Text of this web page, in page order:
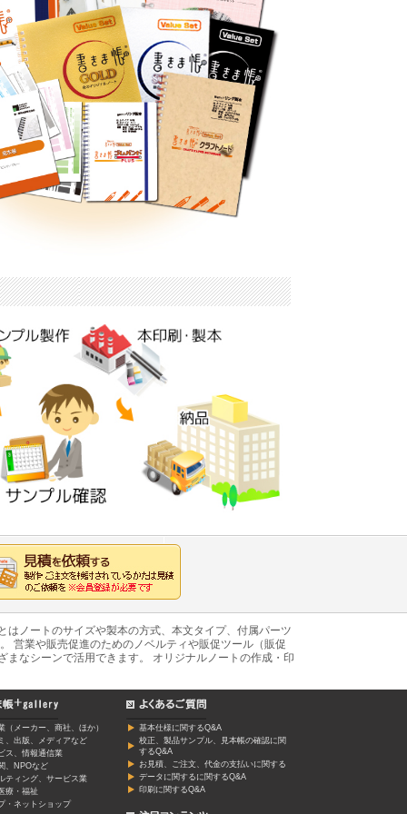
ノートのサイズや製本の方式、本文タイプ、付属パーツ
営業や販売促進のためのノベルティや販促ツール（販促
なシーンで活用できます。 オリジナルノートの作成・印
（メーカー、商社、ほか）
、出版、メディアなど
ス、情報通信業
、NPOなど
ティング、サービス業
療・福祉
・ネットショップ
基本仕様に関するQ&A
校正、製品サンプル、見本帳の確認に関
するQ&A
お見積、ご注文、代金の支払いに関する
データに関するに関するQ&A
印刷に関するQ&A